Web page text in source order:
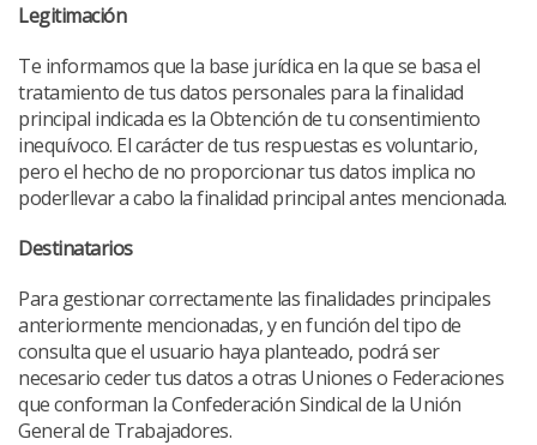
Legitimación
Te informamos que la base jurídica en la que se basa el
tratamiento de tus datos personales para la finalidad
principal indicada es la Obtención de tu consentimiento
inequívoco. El carácter de tus respuestas es voluntario,
pero el hecho de no proporcionar tus datos implica no
poderllevar a cabo la finalidad principal antes mencionada.
Destinatarios
Para gestionar correctamente las finalidades principales
anteriormente mencionadas, y en función del tipo de
consulta que el usuario haya planteado, podrá ser
necesario ceder tus datos a otras Uniones o Federaciones
que conforman la Confederación Sindical de la Unión
General de Trabajadores.